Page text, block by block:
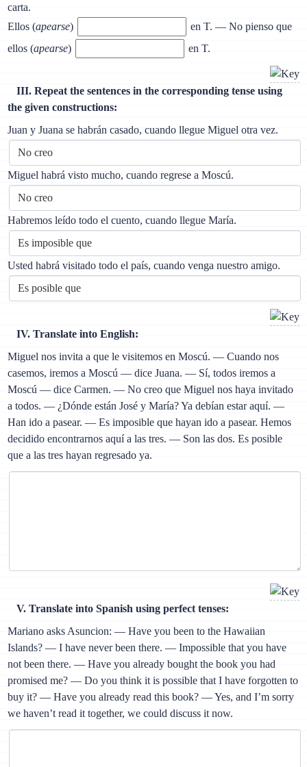
carta.
Ellos (apearse)
en T. — No pienso que
ellos (apearse) en T.
III. Repeat the sentences in the corresponding tense using
the given constructions:
Juan y Juana se habrán casado, cuando llegue Miguel otra vez.
Miguel habrá visto mucho, cuando regrese a Moscú.
Habremos leído todo el cuento, cuando llegue María.
Usted habrá visitado todo el país, cuando venga nuestro amigo.
IV. Translate into English:
Miguel nos invita a que le visitemos en Moscú. — Cuando nos
casemos, iremos a Moscú — dice Juana. — Sí, todos iremos a
Moscú — dice Carmen. — No creo que Miguel nos haya invitado
a todos. — ¿Dónde están José y María? Ya debían estar aquí. —
Han ido a pasear. — Es imposible que hayan ido a pasear. Hemos
decidido encontrarnos aquí a las tres. — Son las dos. Es posible
que a las tres hayan regresado ya.
V. Translate into Spanish using perfect tenses:
Mariano asks Asuncion: — Have you been to the Hawaiian
Islands? — I have never been there. — Impossible that you have
not been there. — Have you already bought the book you had
promised me? — Do you think it is possible that I have forgotten to
buy it? — Have you already read this book? — Yes, and I’m sorry
we haven’t read it together, we could discuss it now.